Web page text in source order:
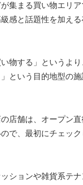
集まる買い物エリ
感と話題性を加え
い物する」というよ
という目的地型の
店舗は、オープン
で、最初にチェッ
ションや雑貨系テナ